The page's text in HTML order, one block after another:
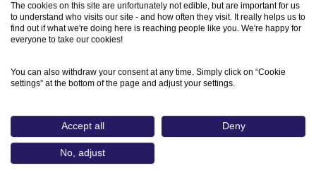
Home
Aus- und Weiterbildungen
3D / CGI 3D-Druck…
3D / CGI 3D-Druck mit der
3D-Software Blender
The cookies on this site are unfortunately not edible, but are important for us
to understand who visits our site - and how often they visit. It really helps us to
find out if what we're doing here is reaching people like you. We're happy for
everyone to take our cookies!
You can also withdraw your consent at any time. Simply click on “Cookie
settings” at the bottom of the page and adjust your settings.
Accept all Deny
No, adjust